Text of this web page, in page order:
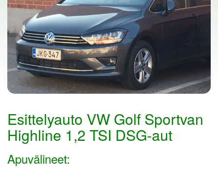
Esittelyauto VW Golf Sportvan
Highline 1,2 TSI DSG-aut
Apuvälineet: